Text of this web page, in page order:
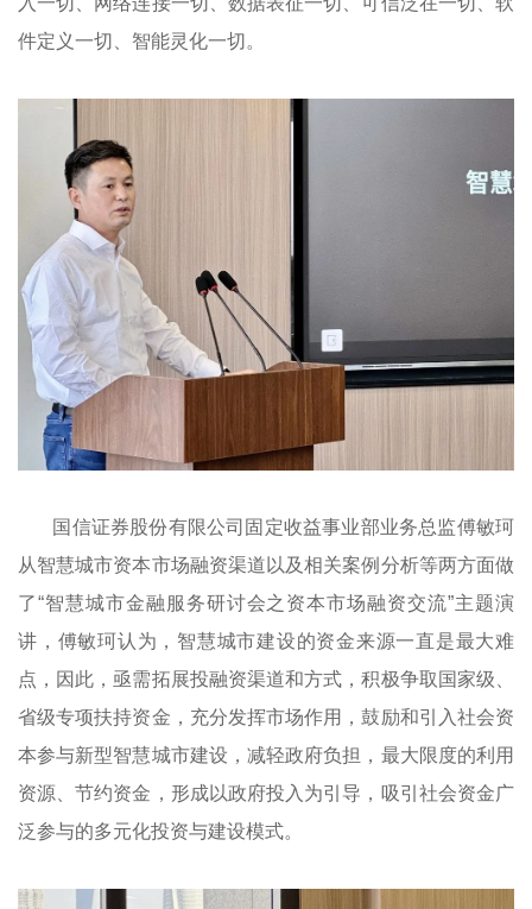
件定义一切、智能灵化一切。
国信证券股份有限公司固定收益事业部业务总监傅敏珂
从智慧城市资本市场融资渠道以及相关案例分析等两方面做
了“智慧城市金融服务研讨会之资本市场融资交流”主题演
讲，傅敏珂认为，智慧城市建设的资金来源一直是最大难
点，因此，亟需拓展投融资渠道和方式，积极争取国家级、
省级专项扶持资金，充分发挥市场作用，鼓励和引入社会资
本参与新型智慧城市建设，减轻政府负担，最大限度的利用
资源、节约资金，形成以政府投入为引导，吸引社会资金广
泛参与的多元化投资与建设模式。